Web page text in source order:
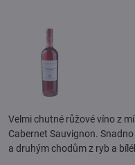
Velmi chutné růžové víno z
Cabernet Sauvignon.
a druhým chodům z ryb a